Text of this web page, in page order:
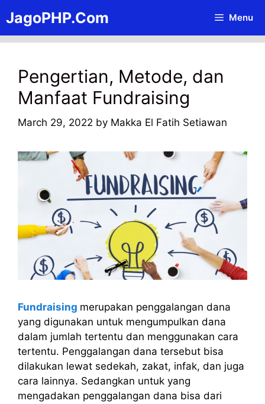
to
content
JagoPHP.Com Menu
Pengertian, Metode, dan
Manfaat Fundraising
March 29, 2022 by Makka El Fatih Setiawan
Fundraising merupakan penggalangan dana
yang digunakan untuk mengumpulkan dana
dalam jumlah tertentu dan menggunakan cara
tertentu. Penggalangan dana tersebut bisa
dilakukan lewat sedekah, zakat, infak, dan juga
cara lainnya. Sedangkan untuk yang
mengadakan penggalangan dana bisa dari